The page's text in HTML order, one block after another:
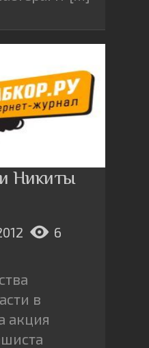
Никиты
6
в
акция